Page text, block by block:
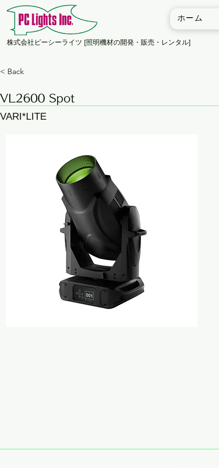
ホーム
​株式会社ピーシーライツ [照明機材の開発・販売・レンタル]
< Back
VL2600 Spot
VARI*LITE